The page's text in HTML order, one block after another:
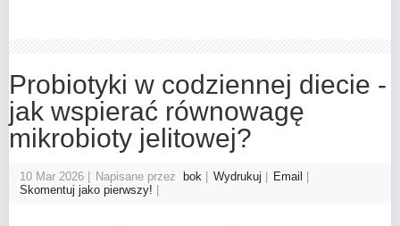
Probiotyki w codziennej diecie -
jak wspierać równowagę
mikrobioty jelitowej?
10 Mar 2026 Napisane przez bok Wydrukuj
Email
Skomentuj jako pierwszy!